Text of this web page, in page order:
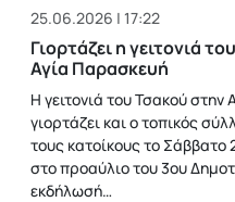
25.06.2026 | 17:22
Γιορτάζει η γειτονιά
Αγία Παρασκευή
Η γειτονιά του Τσακού
γιορτάζει και ο τοπικός
τους κατοίκους το Σάββατο
στο προαύλιο του 3ου
εκδήλωσή…